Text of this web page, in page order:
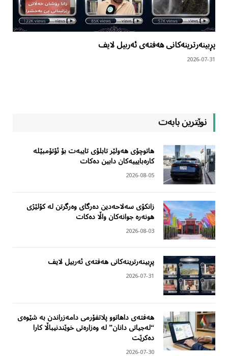
پڕبینەرترینەکانی هەفتەی ئەربیل لایف
2026-07-31
نوێترین بابەت
هاتوچۆی هەولێر تابلۆی تایبەت بۆ ئۆتۆمبێلە
کارەبایییەکان دابین دەکات
2026-08-05
زانکۆی سەلاحەدین دەرگای وەرگرتن لە کۆلێژی
هونەرە جوانەکان واڵا دەکات
2026-08-03
پڕبینەرترینەکانی هەفتەی ئەربیل لایف
2026-07-31
هەفتەی داهاتوو پلاتفۆرمی دامەزراندن بە شێوەی
“لەجیاتی دانان” لە وەزارەتی خوێندنیباڵا کارا
دەکرێت
2026-07-30